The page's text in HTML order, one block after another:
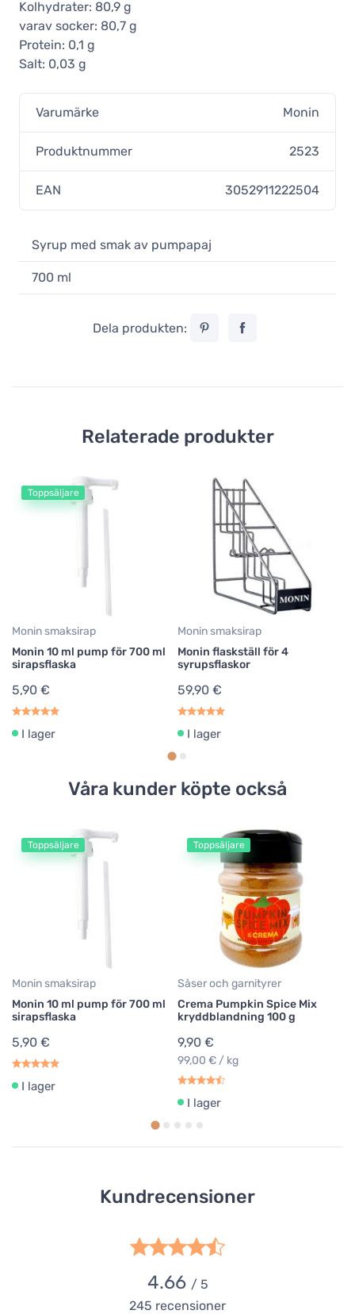
Kolhydrater: 80,9 g
varav socker: 80,7 g
Protein: 0,1 g
Salt: 0,03 g
Varumärke Monin
Produktnummer 2523
EAN 3052911222504
Syrup med smak av pumpapaj
700 ml
Dela produkten:
Relaterade produkter
Toppsäljare
Monin smaksirap
Monin 10 ml pump för 700 ml
sirapsflaska
5,90 €
I lager
Monin smaksirap
Monin flaskställ för 4
syrupsflaskor
59,90 €
I lager
Våra kunder köpte också
Toppsäljare
Monin smaksirap
Monin 10 ml pump för 700 ml
sirapsflaska
5,90 €
I lager
Toppsäljare
Såser och garnityrer
Crema Pumpkin Spice Mix
kryddblandning 100 g
9,90 €
99,00 € / kg
I lager
Kundrecensioner
4.66 / 5
245 recensioner